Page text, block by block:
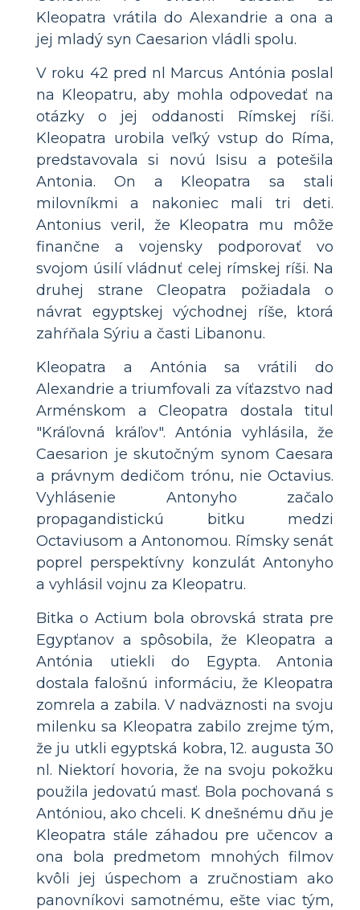
Kleopatra vrátila do Alexandrie a ona a
jej mladý syn Caesarion vládli spolu.
V roku 42 pred nl Marcus Antónia poslal
na Kleopatru, aby mohla odpovedať na
otázky o jej oddanosti Rímskej ríši.
Kleopatra urobila veľký vstup do Ríma,
predstavovala si novú Isisu a potešila
Antonia. On a Kleopatra sa stali
milovníkmi a nakoniec mali tri deti.
Antonius veril, že Kleopatra mu môže
finančne a vojensky podporovať vo
svojom úsilí vládnuť celej rímskej ríši. Na
druhej strane Cleopatra požiadala o
návrat egyptskej východnej ríše, ktorá
zahŕňala Sýriu a časti Libanonu.
Kleopatra a Antónia sa vrátili do
Alexandrie a triumfovali za víťazstvo nad
Arménskom a Cleopatra dostala titul
"Kráľovná kráľov". Antónia vyhlásila, že
Caesarion je skutočným synom Caesara
a právnym dedičom trónu, nie Octavius.
Vyhlásenie Antonyho začalo
propagandistickú bitku medzi
Octaviusom a Antonomou. Rímsky senát
poprel perspektívny konzulát Antonyho
a vyhlásil vojnu za Kleopatru.
Bitka o Actium bola obrovská strata pre
Egypťanov a spôsobila, že Kleopatra a
Antónia utiekli do Egypta. Antonia
dostala falošnú informáciu, že Kleopatra
zomrela a zabila. V nadväznosti na svoju
milenku sa Kleopatra zabilo zrejme tým,
že ju utkli egyptská kobra, 12. augusta 30
nl. Niektorí hovoria, že na svoju pokožku
použila jedovatú masť. Bola pochovaná s
Antóniou, ako chceli. K dnešnému dňu je
Kleopatra stále záhadou pre učencov a
ona bola predmetom mnohých filmov
kvôli jej úspechom a zručnostiam ako
panovníkovi samotnému, ešte viac tým,